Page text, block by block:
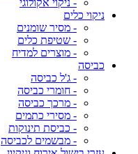
- ניקוי אקולוגי
ניקוי כלים
- מסיר שומנים
- שטיפת כלים
- מוצרים למדיח
כביסה
- ג'ל כביסה
- חומרי כביסה
- מרכך כביסה
- מסירי כתמים
- כביסת תינוקות
- מבשמים לכביסה